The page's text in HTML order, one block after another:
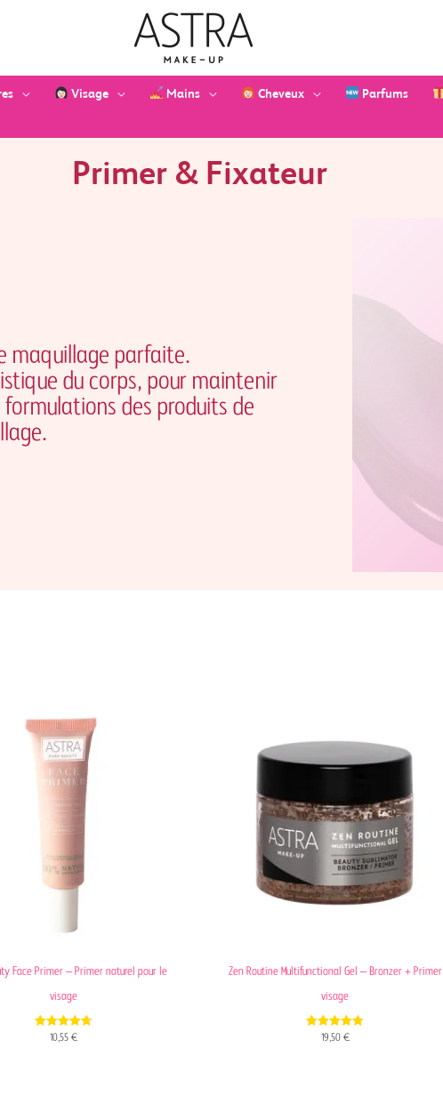
Visage Mains Cheveux Parfums
Primer & Fixateur
maquillage parfaite.
du corps, pour maintenir
des produits de
Face Primer – Primer naturel pour le
visage
4.71
10,55 €
Zen Routine Multifunctional Gel – Bronzer + Primer
visage
4.80
19,50 €